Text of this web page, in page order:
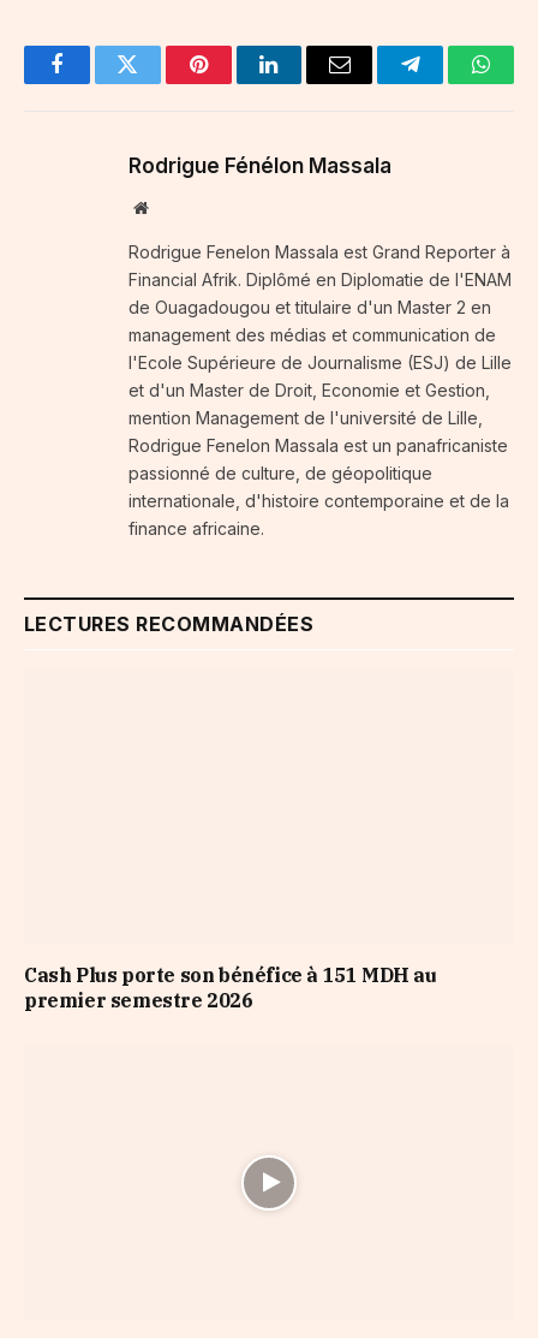
FacebookTwitter PinterestLinkedInEmail Telegram
Rodrigue Fénélon Massala
Website
Rodrigue Fenelon Massala est Grand Reporter à
Financial Afrik. Diplômé en Diplomatie de l'ENAM
de Ouagadougou et titulaire d'un Master 2 en
management des médias et communication de
l'Ecole Supérieure de Journalisme (ESJ) de Lille
et d'un Master de Droit, Economie et Gestion,
mention Management de l'université de Lille,
Rodrigue Fenelon Massala est un panafricaniste
passionné de culture, de géopolitique
internationale, d'histoire contemporaine et de la
finance africaine.
LECTURES RECOMMANDÉES
Cash Plus porte son bénéfice à 151 MDH au
premier semestre 2026